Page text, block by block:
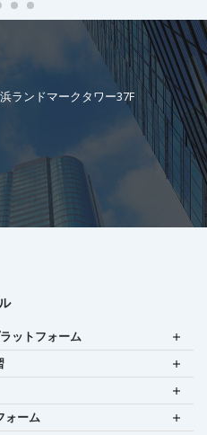
ランドマークタワー37F
ットフォーム
ォーム